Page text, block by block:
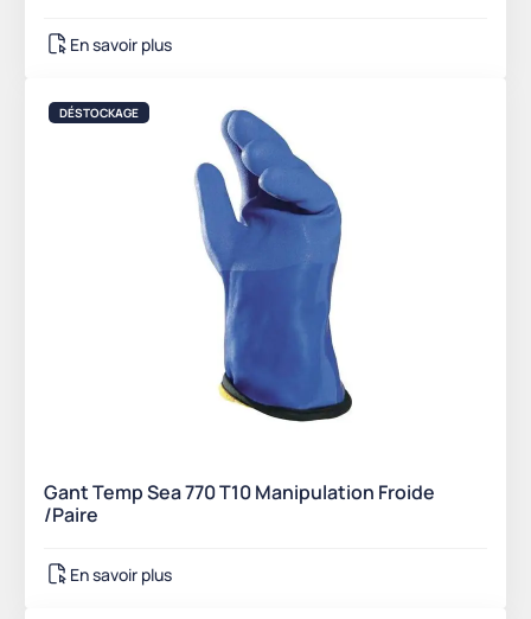
En savoir plus
DÉSTOCKAGE
Gant Temp Sea 770 T10 Manipulation Froide
/Paire
En savoir plus